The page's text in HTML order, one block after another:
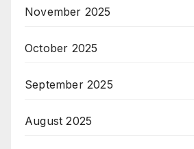
November 2025
October 2025
September 2025
August 2025